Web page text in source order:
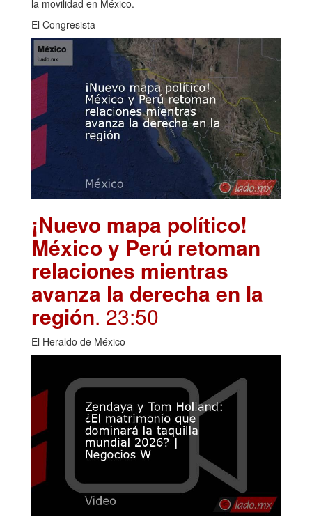
la movilidad en México.
El Congresista
¡Nuevo mapa político!
México y Perú retoman
relaciones mientras
avanza la derecha en la
región. 23:50
El Heraldo de México